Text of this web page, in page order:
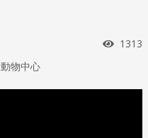
瀏覽
1313
物中心